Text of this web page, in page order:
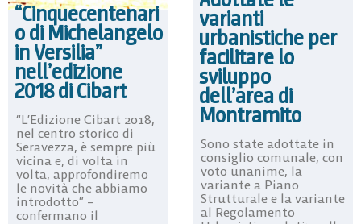
“Cinquecentenari
o di Michelangelo
in Versilia”
nell’edizione
2018 di Cibart
“L’Edizione Cibart 2018,
nel centro storico di
Seravezza, è sempre più
vicina e, di volta in
volta, approfondiremo
le novità che abbiamo
introdotto” –
confermano il
varianti
urbanistiche per
facilitare lo
sviluppo
dell’area di
Montramito
Sono state adottate in
consiglio comunale, con
voto unanime, la
variante a Piano
Strutturale e la variante
al Regolamento